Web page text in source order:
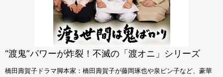
“渡鬼”パワーが炸裂！不滅の「渡オニ」シリーズ
橋田壽賀子ドラマ脚本家：橋田壽賀子が藤岡琢也や泉ピン子など、豪華